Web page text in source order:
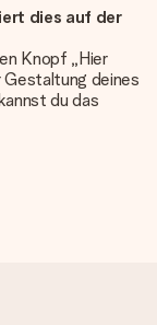
dies auf der
Knopf „Hier
Gestaltung deines
du das
deinem